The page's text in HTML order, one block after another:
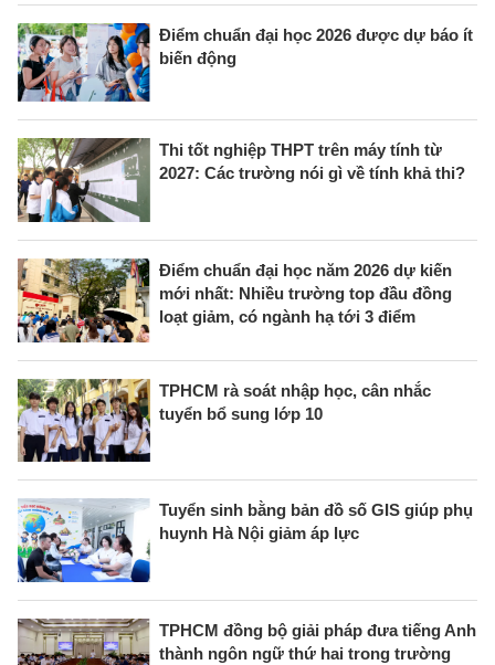
Điểm chuẩn đại học 2026 được dự báo ít
biến động
Thi tốt nghiệp THPT trên máy tính từ
2027: Các trường nói gì về tính khả thi?
Điểm chuẩn đại học năm 2026 dự kiến
mới nhất: Nhiều trường top đầu đồng
loạt giảm, có ngành hạ tới 3 điểm
TPHCM rà soát nhập học, cân nhắc
tuyển bổ sung lớp 10
Tuyển sinh bằng bản đồ số GIS giúp phụ
huynh Hà Nội giảm áp lực
TPHCM đồng bộ giải pháp đưa tiếng Anh
thành ngôn ngữ thứ hai trong trường